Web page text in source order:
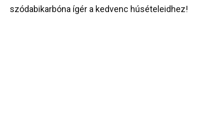
szódabikarbóna ígér a kedvenc húsételeidhez!